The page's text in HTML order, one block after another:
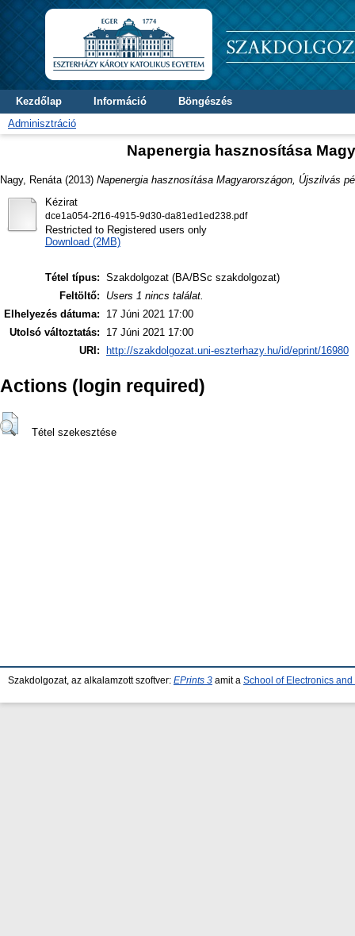
Kezdőlap Információ
Böngészés
Adminisztráció
Napenergia hasznosítása
Nagy, Renáta (2013) Napenergia hasznosítása Magyarországon, Újszilvás
Kézirat
dce1a054-2f16-4915-9d30-da81ed1ed238.pdf
Restricted to Registered users only
Download (2MB)
Tétel típus: Szakdolgozat (BA/BSc szakdolgozat)
Feltöltő:
Users 1 nincs találat.
Elhelyezés dátuma:
17 Júni 2021 17:00
Utolsó változtatás:
17 Júni 2021 17:00
URI:
http://szakdolgozat.uni-eszterhazy.hu/id/eprint/16980
Actions (login required)
Tétel szekesztése
Szakdolgozat, az alkalamzott szoftver: EPrints 3 amit a School of Electronics